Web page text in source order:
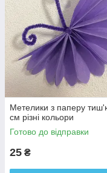
Метелики з паперу
см різні кольори
Готово до відправки
25 ₴